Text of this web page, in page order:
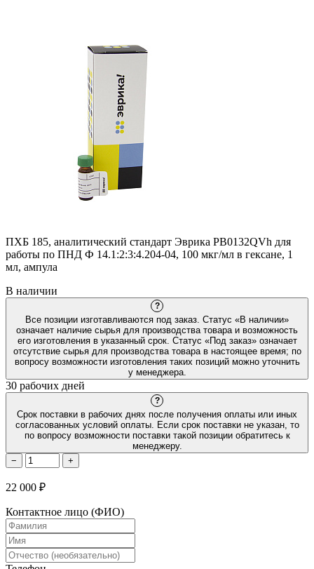
ПХБ 185, аналитический стандарт Эврика PB0132QVh для
работы по ПНД Ф 14.1:2:3:4.204-04, 100 мкг/мл в гексане, 1
мл, ампула
В наличии
?
Все позиции изготавливаются под заказ. Статус «В наличии»
означает наличие сырья для производства товара и возможность
его изготовления в указанный срок. Статус «Под заказ» означает
отсутствие сырья для производства товара в настоящее время; по
вопросу возможности изготовления таких позиций можно уточнить
у менеджера.
30 рабочих дней
?
Срок поставки в рабочих днях после получения оплаты или иных
согласованных условий оплаты. Если срок поставки не указан, то
по вопросу возможности поставки такой позиции обратитесь к
менеджеру.
−
+
22 000 ₽
Контактное лицо (ФИО)